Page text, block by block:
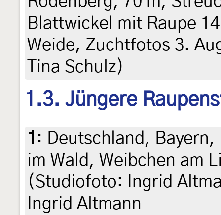
Blattwickel mit Raupe
Weide, Zuchtfotos 3.
Tina Schulz)
1.3. Jüngere
1 : Deutschland,
im Wald, Weibchen am
(Studiofoto: Ingrid
Ingrid Altmann